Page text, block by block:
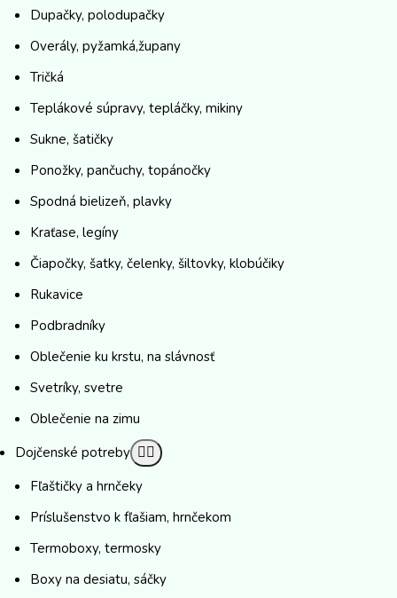
Dupačky, polodupačky
Overály, pyžamká,župany
Tričká
Teplákové súpravy, tepláčky, mikiny
Sukne, šatičky
Ponožky, pančuchy, topánočky
Spodná bielizeň, plavky
Kraťase, legíny
Čiapočky, šatky, čelenky, šiltovky, klobúčiky
Rukavice
Podbradníky
Oblečenie ku krstu, na slávnosť
Svetríky, svetre
Oblečenie na zimu
Dojčenské potreby
Fľaštičky a hrnčeky
Príslušenstvo k fľašiam, hrnčekom
Termoboxy, termosky
Boxy na desiatu, sáčky